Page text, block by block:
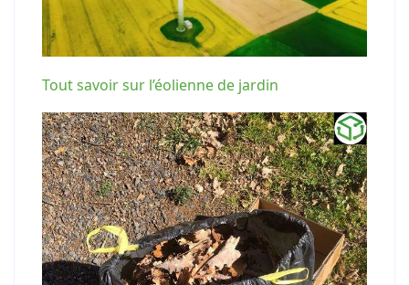
Tout savoir sur l’éolienne de jardin